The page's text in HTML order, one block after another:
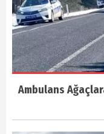
Ambulans